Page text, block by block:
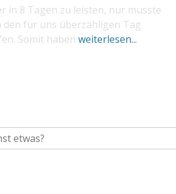
in 8 Tagen zu leisten, nur musste
den für uns überzähligen Tag
Somit haben weiterlesen...